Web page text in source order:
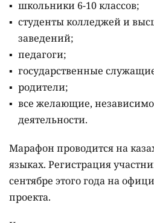
школьники 6-10 классов;
студенты колледжей и
заведений;
педагоги;
государственные
родители;
все желающие,
деятельности.
Марафон проводится на
языках. Регистрация
сентябре этого года на
проекта.